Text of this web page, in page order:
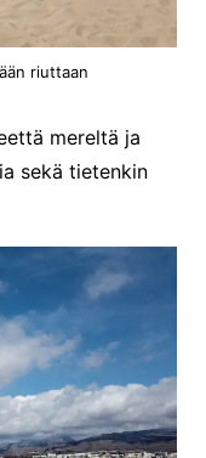
riuttaan
mereltä ja
sekä tietenkin